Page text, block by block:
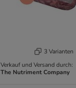
3 Varianten
Verkauf und Versand durch:
The Nutriment Company